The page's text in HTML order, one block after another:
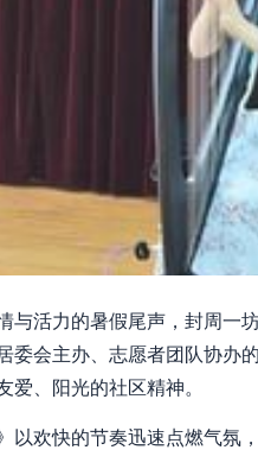
与活力的暑假尾声，封周
委会主办、志愿者团队协办
、阳光的社区精神。
以欢快的节奏迅速点燃气氛